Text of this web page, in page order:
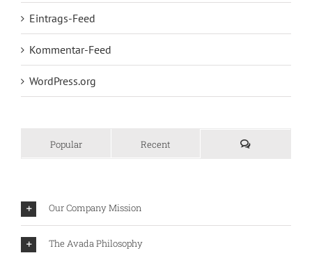
Eintrags-Feed
Kommentar-Feed
WordPress.org
Popular Recent
Our Company Mission
The Avada Philosophy